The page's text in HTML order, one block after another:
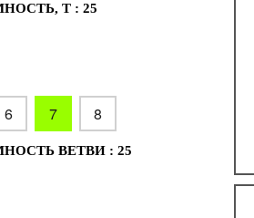
Т : 25
6 7 8
ВЕТВИ : 25